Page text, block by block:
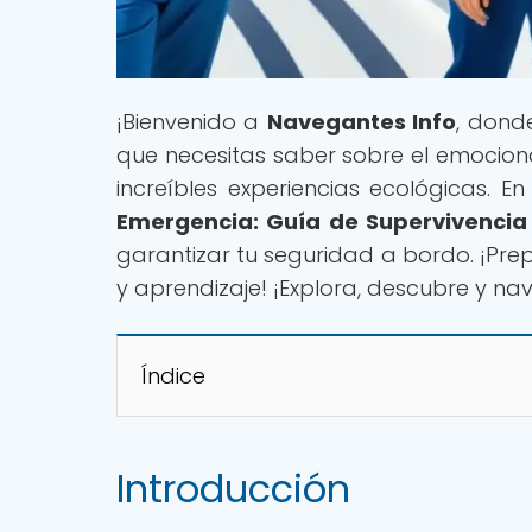
¡Bienvenido a Navegantes Info,
que necesitas saber sobre el
increíbles experiencias ecológicas.
Emergencia: Guía de
garantizar tu seguridad a bordo.
y aprendizaje! ¡Explora, descubre y
Índice
Introducción